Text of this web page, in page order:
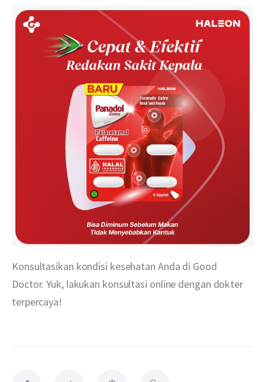
Konsultasikan kondisi kesehatan Anda di Good
Doctor. Yuk, lakukan konsultasi online dengan dokter
terpercaya!